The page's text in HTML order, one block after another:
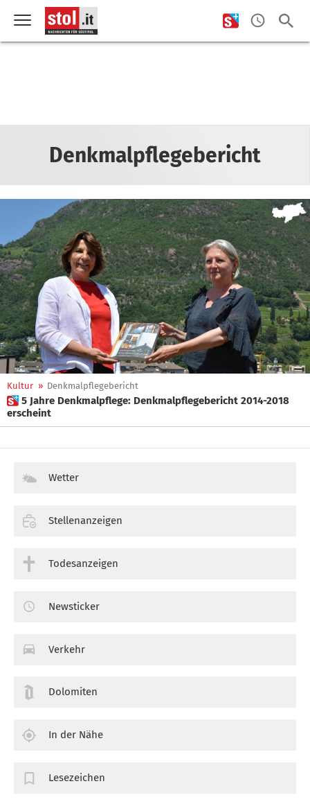
Denkmalpflegebericht
Kultur » Denkmalpflegebericht
 5 Jahre Denkmalpflege: Denkmalpflegebericht 2014-2018
erscheint
Wetter
Stellenanzeigen
Todesanzeigen
Newsticker
Verkehr
Dolomiten
In der Nähe
Lesezeichen